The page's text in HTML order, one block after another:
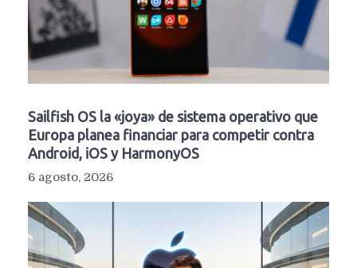
Sailfish OS la «joya» de sistema operativo que
Europa planea financiar para competir contra
Android, iOS y HarmonyOS
6 agosto, 2026